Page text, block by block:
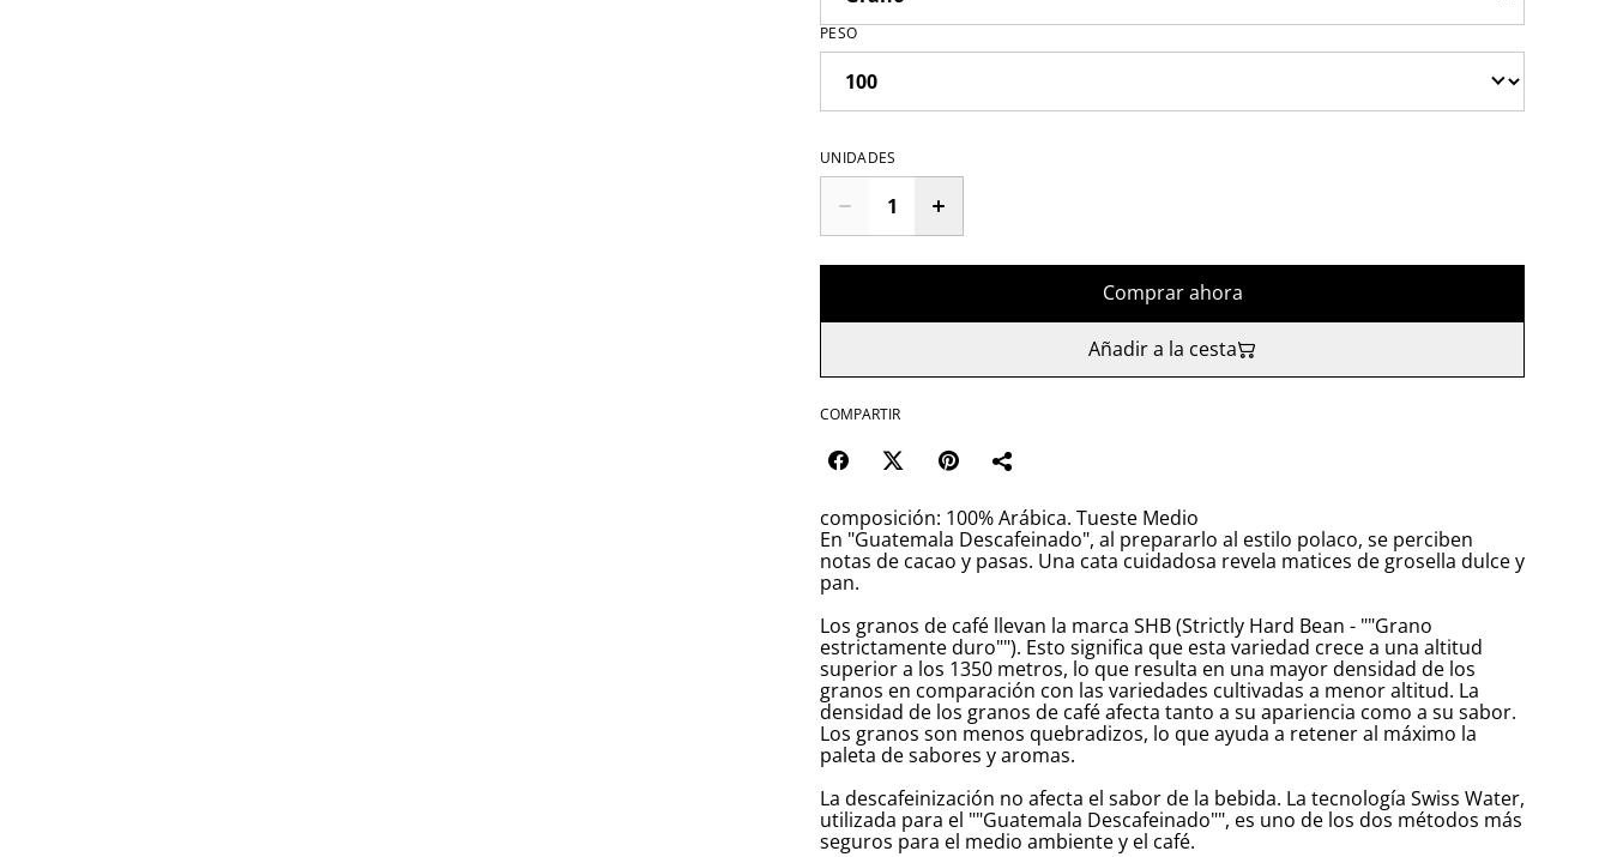
PESO
UNIDADES
Comprar ahora
Añadir a la cesta
COMPARTIR
composición: 100% Arábica. Tueste Medio
En "Guatemala Descafeinado", al prepararlo al estilo polaco, se perciben
notas de cacao y pasas. Una cata cuidadosa revela matices de grosella dulce y
pan.
Los granos de café llevan la marca SHB (Strictly Hard Bean - ""Grano
estrictamente duro""). Esto significa que esta variedad crece a una altitud
superior a los 1350 metros, lo que resulta en una mayor densidad de los
granos en comparación con las variedades cultivadas a menor altitud. La
densidad de los granos de café afecta tanto a su apariencia como a su sabor.
Los granos son menos quebradizos, lo que ayuda a retener al máximo la
paleta de sabores y aromas.
La descafeinización no afecta el sabor de la bebida. La tecnología Swiss Water,
utilizada para el ""Guatemala Descafeinado"", es uno de los dos métodos más
seguros para el medio ambiente y el café.